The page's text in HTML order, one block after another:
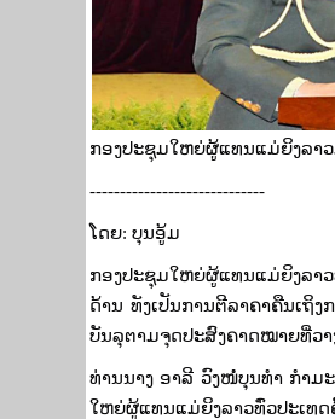
ກອງປະຊຸມໃຫຍ່ຜູ້ແທນແມ່​ຍິງ​ລາ
-----------------------------
ໂດຍ: ບຸນອູ້ມ
ກອງປະຊຸມໃຫຍ່ຜູ້ແທນແມ່​ຍິງ​ລາ
ດ້ານ ທັງເປັນການຕີລາຄາຄືນເຖິ
ບັນລຸຕາມຈຸດປະສົງຄາດໝາຍທີ່ວາ
ທ່ານນາງ ອາລີ ວົງໜໍ່ບຸນທໍາ ກໍາມ
ໃຫຍ່ຜູ້ແທນແມ່​ຍິງ​ລາວທົ່ວປະເທດ